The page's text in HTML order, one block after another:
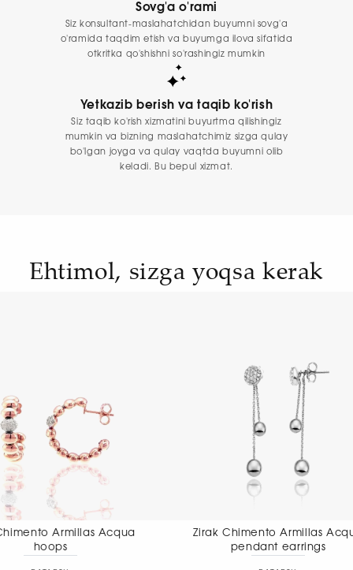
Sovg'a o'rami
Siz konsultant-maslahatchidan buyumni sovg'a
o'ramida taqdim etish va buyumga ilova sifatida
otkritka qo'shishni so'rashingiz mumkin
Yetkazib berish va taqib ko'rish
Siz taqib ko'rish xizmatini buyurtma qilishingiz
mumkin va bizning maslahatchimiz sizga qulay
bo'lgan joyga va qulay vaqtda buyumni olib
keladi. Bu bepul xizmat.
Ehtimol, sizga yoqsa kerak
Zirak Chimento Armillas Acqua
Zirak